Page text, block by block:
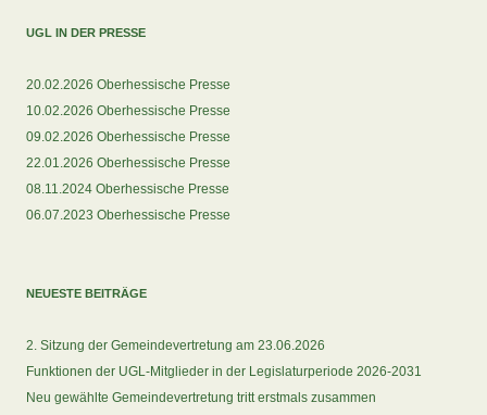
UGL IN DER PRESSE
20.02.2026 Oberhessische Presse
10.02.2026 Oberhessische Presse
09.02.2026 Oberhessische Presse
22.01.2026 Oberhessische Presse
08.11.2024 Oberhessische Presse
06.07.2023 Oberhessische Presse
NEUESTE BEITRÄGE
2. Sitzung der Gemeindevertretung am 23.06.2026
Funktionen der UGL-Mitglieder in der Legislaturperiode 2026-2031
Neu gewählte Gemeindevertretung tritt erstmals zusammen